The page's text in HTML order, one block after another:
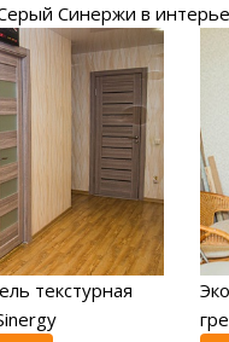
Синержи в
текстурная